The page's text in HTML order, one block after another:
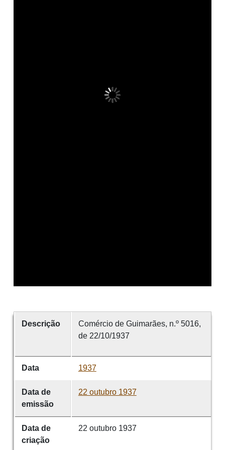
Descrição
Comércio de Guimarães, n.º 5016,
de 22/10/1937
Data 1937
Data de
emissão
22 outubro 1937
Data de
criação
22 outubro 1937